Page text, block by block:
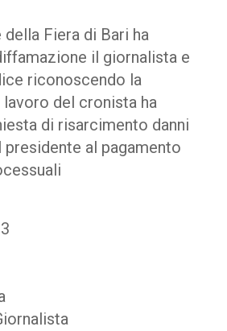
della Fiera di Bari ha
il giornalista e
riconoscendo la
del cronista ha
di risarcimento danni
presidente al pagamento